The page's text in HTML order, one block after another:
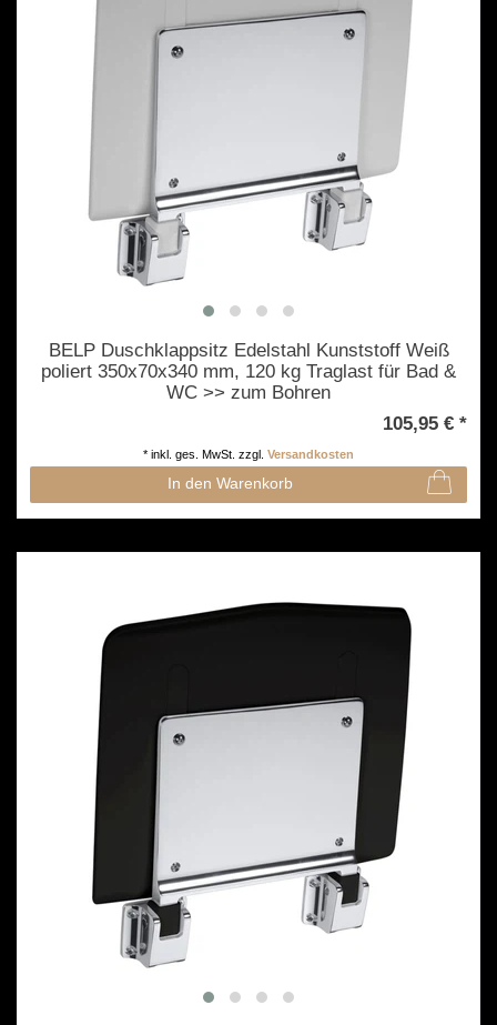
BELP Duschklappsitz Edelstahl Kunststoff Weiß
poliert 350x70x340 mm, 120 kg Traglast für Bad &
WC >> zum Bohren
105,95 € *
In den Warenkorb
* inkl. ges. MwSt. zzgl. Versandkosten